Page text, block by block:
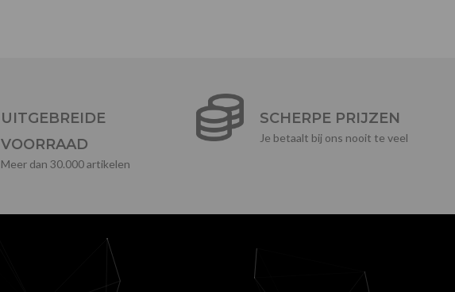
UITGEBREIDE
VOORRAAD
Meer dan 30.000 artikelen
SCHERPE PRIJZEN
Je betaalt bij ons nooit te veel